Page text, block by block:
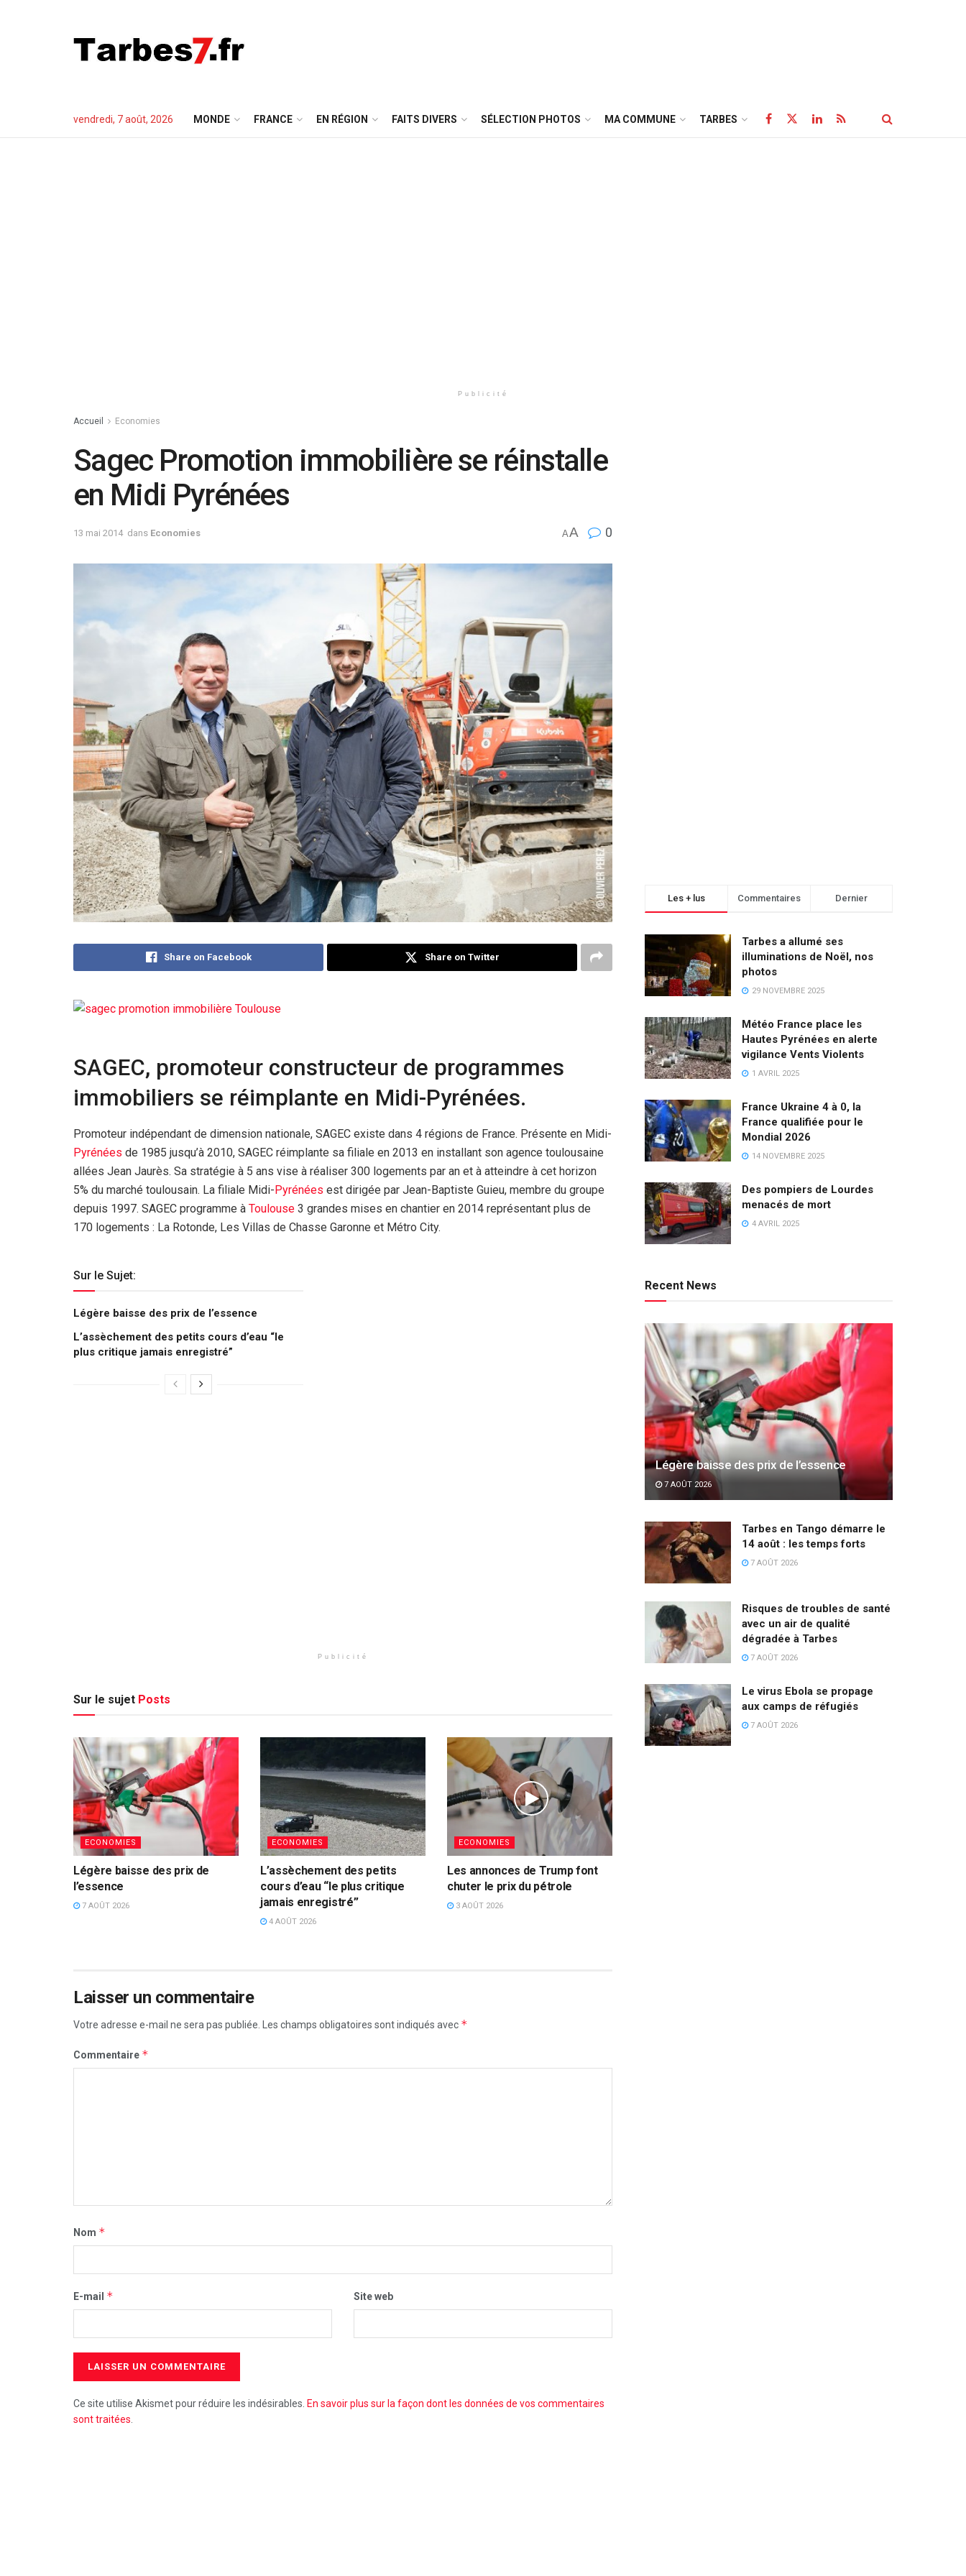
vendredi, 7 août, 2026 MONDE FRANCE EN RÉGION FAITS DIVERS SÉLECTION PHOTOS MA COMMUNE TARBES
Publicité
Accueil Economies
Sagec Promotion immobilière se réinstalle
en Midi Pyrénées
13 mai 2014 dans Economies AA 0
Share on Facebook Share on Twitter
SAGEC, promoteur constructeur de programmes
immobiliers se réimplante en Midi-Pyrénées.
Promoteur indépendant de dimension nationale, SAGEC existe dans 4 régions de France. Présente en Midi-
Pyrénées de 1985 jusqu’à 2010, SAGEC réimplante sa filiale en 2013 en installant son agence toulousaine
allées Jean Jaurès. Sa stratégie à 5 ans vise à réaliser 300 logements par an et à atteindre à cet horizon
5% du marché toulousain. La filiale Midi-Pyrénées est dirigée par Jean-Baptiste Guieu, membre du groupe
depuis 1997. SAGEC programme à Toulouse 3 grandes mises en chantier en 2014 représentant plus de
170 logements : La Rotonde, Les Villas de Chasse Garonne et Métro City.
Sur le Sujet:
Légère baisse des prix de l’essence
L’assèchement des petits cours d’eau “le
plus critique jamais enregistré”
Publicité
Sur le sujet Posts
ECONOMIES
Légère baisse des prix de
l’essence
7 AOÛT 2026
ECONOMIES
L’assèchement des petits
cours d’eau “le plus critique
jamais enregistré”
4 AOÛT 2026
ECONOMIES
Les annonces de Trump font
chuter le prix du pétrole
3 AOÛT 2026
Laisser un commentaire
Votre adresse e-mail ne sera pas publiée. Les champs obligatoires sont indiqués avec *
Commentaire *
Nom *
E-mail * Site web
Ce site utilise Akismet pour réduire les indésirables. En savoir plus sur la façon dont les données de vos commentaires
sont traitées
Les + lus Commentaires Dernier
Tarbes a allumé ses
illuminations de Noël, nos
photos
29 NOVEMBRE 2025
Météo France place les
Hautes Pyrénées en alerte
vigilance Vents Violents
1 AVRIL 2025
France Ukraine 4 à 0, la
France qualifiée pour le
Mondial 2026
14 NOVEMBRE 2025
Des pompiers de Lourdes
menacés de mort
4 AVRIL 2025
Recent News
Légère baisse des prix de l’essence
7 AOÛT 2026
Tarbes en Tango démarre le
14 août : les temps forts
7 AOÛT 2026
Risques de troubles de santé
avec un air de qualité
dégradée à Tarbes
7 AOÛT 2026
Le virus Ebola se propage
aux camps de réfugiés
7 AOÛT 2026